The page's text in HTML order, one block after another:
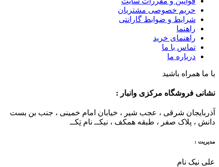
حریم خصوصی مشتریان
شرایط و ضوابط گارانتی
راهنما
راهنمای خرید
تماس با ما
درباره ما
با ما همراه باشید
نشانی فروشگاه مرکزی وانبار :
آذربایجان شرقی ، عجب شیر ، خیابان امام خمینی ، جنب بن بست
دانش ، پلاک صفر ، طبقه همکف ، نیکــ نام تِکــ
مدیریت :
علی نیک نام